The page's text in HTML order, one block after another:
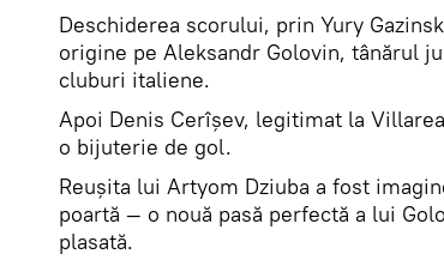
Deschiderea scorului, prin Yury
origine pe Aleksandr Golovin, tânărul
cluburi italiene.
Apoi Denis Cerîșev, legitimat la
o bijuterie de gol.
Reușita lui Artyom Dziuba a fost
poartă — o nouă pasă perfectă a lui
plasată.